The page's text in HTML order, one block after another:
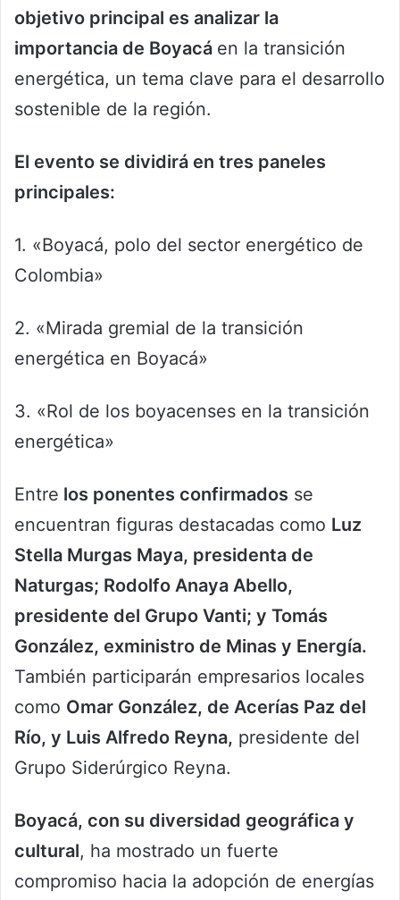
objetivo principal es analizar la
importancia de Boyacá en la transición
energética, un tema clave para el desarrollo
sostenible de la región.
El evento se dividirá en tres paneles
principales:
1. «Boyacá, polo del sector energético de
Colombia»
2. «Mirada gremial de la transición
energética en Boyacá»
3. «Rol de los boyacenses en la transición
energética»
Entre los ponentes confirmados se
encuentran figuras destacadas como Luz
Stella Murgas Maya, presidenta de
Naturgas; Rodolfo Anaya Abello,
presidente del Grupo Vanti; y Tomás
González, exministro de Minas y Energía.
También participarán empresarios locales
como Omar González, de Acerías Paz del
Río, y Luis Alfredo Reyna, presidente del
Grupo Siderúrgico Reyna.
Boyacá, con su diversidad geográfica y
cultural, ha mostrado un fuerte
compromiso hacia la adopción de energías